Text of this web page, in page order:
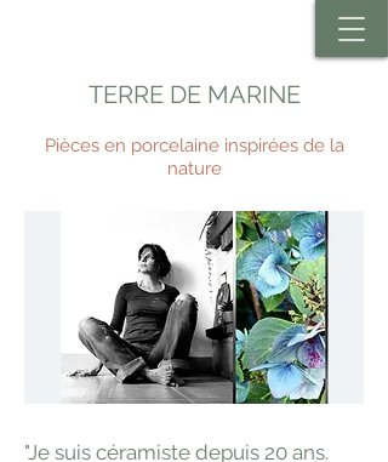
TERRE DE MARINE
Pièces en porcelaine inspirées de la
nature
"Je suis céramiste depuis 20 ans.